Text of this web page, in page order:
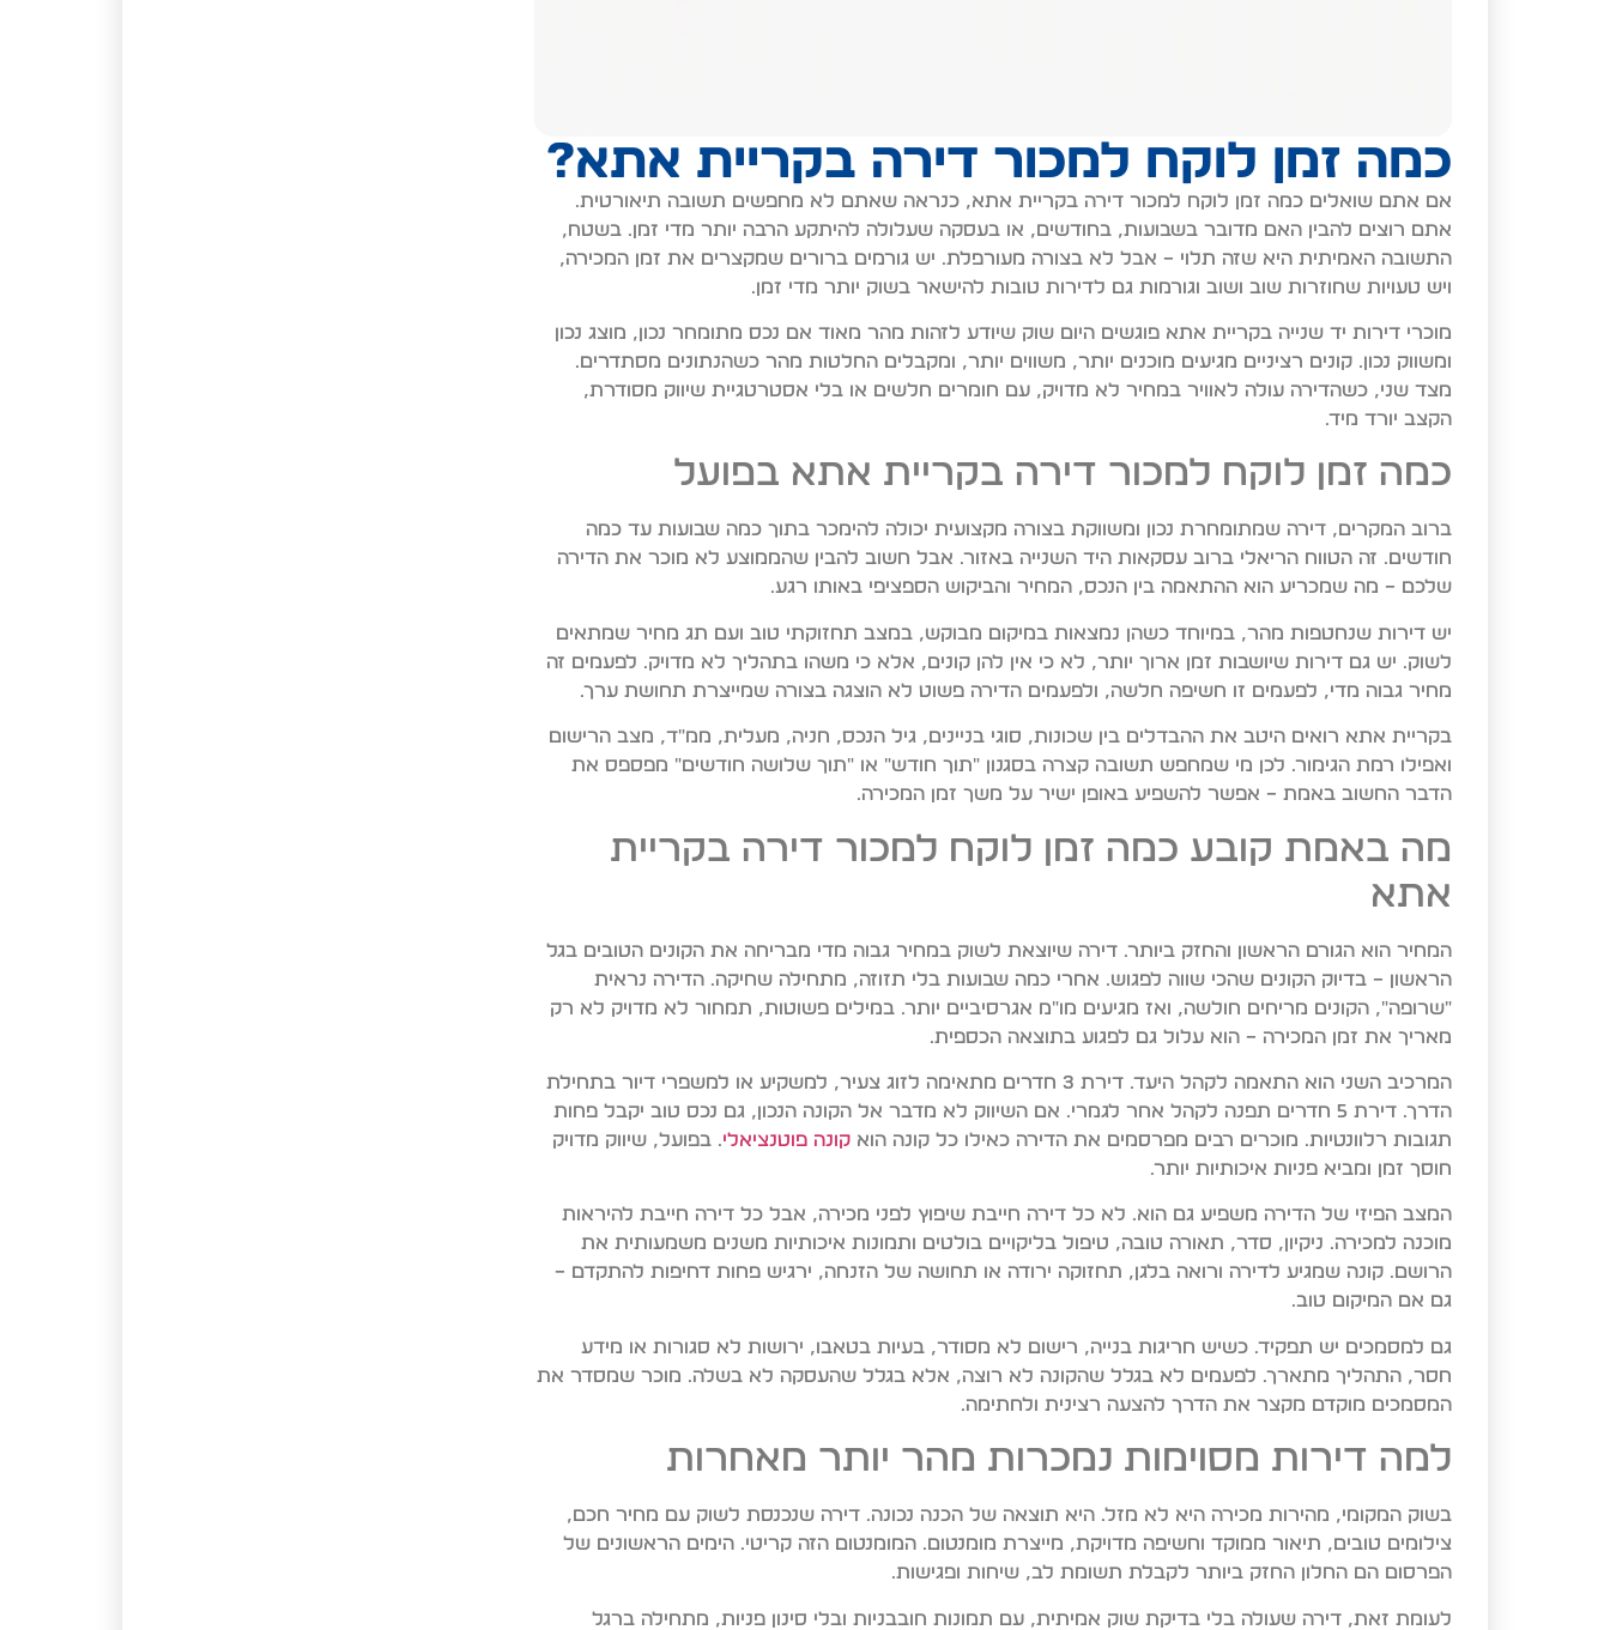
כמה זמן לוקח למכור דירה בקריית אתא?
אם אתם שואלים כמה זמן לוקח למכור דירה בקריית אתא, כנראה שאתם לא מחפשים תשובה תיאורטית.
אתם רוצים להבין האם מדובר בשבועות, בחודשים, או בעסקה שעלולה להיתקע הרבה יותר מדי זמן. בשטח,
התשובה האמיתית היא שזה תלוי – אבל לא בצורה מעורפלת. יש גורמים ברורים שמקצרים את זמן המכירה,
ויש טעויות שחוזרות שוב ושוב וגורמות גם לדירות טובות להישאר בשוק יותר מדי זמן.
מוכרי דירות יד שנייה בקריית אתא פוגשים היום שוק שיודע לזהות מהר מאוד אם נכס מתומחר נכון, מוצג נכון
ומשווק נכון. קונים רציניים מגיעים מוכנים יותר, משווים יותר, ומקבלים החלטות מהר כשהנתונים מסתדרים.
מצד שני, כשהדירה עולה לאוויר במחיר לא מדויק, עם חומרים חלשים או בלי אסטרטגיית שיווק מסודרת,
הקצב יורד מיד.
כמה זמן לוקח למכור דירה בקריית אתא בפועל
ברוב המקרים, דירה שמתומחרת נכון ומשווקת בצורה מקצועית יכולה להימכר בתוך כמה שבועות עד כמה
חודשים. זה הטווח הריאלי ברוב עסקאות היד השנייה באזור. אבל חשוב להבין שהממוצע לא מוכר את הדירה
שלכם – מה שמכריע הוא ההתאמה בין הנכס, המחיר והביקוש הספציפי באותו רגע.
יש דירות שנחטפות מהר, במיוחד כשהן נמצאות במיקום מבוקש, במצב תחזוקתי טוב ועם תג מחיר שמתאים
לשוק. יש גם דירות שיושבות זמן ארוך יותר, לא כי אין להן קונים, אלא כי משהו בתהליך לא מדויק. לפעמים זה
מחיר גבוה מדי, לפעמים זו חשיפה חלשה, ולפעמים הדירה פשוט לא הוצגה בצורה שמייצרת תחושת ערך.
בקריית אתא רואים היטב את ההבדלים בין שכונות, סוגי בניינים, גיל הנכס, חניה, מעלית, ממ"ד, מצב הרישום
ואפילו רמת הגימור. לכן מי שמחפש תשובה קצרה בסגנון "תוך חודש" או "תוך שלושה חודשים" מפספס את
הדבר החשוב באמת – אפשר להשפיע באופן ישיר על משך זמן המכירה.
מה באמת קובע כמה זמן לוקח למכור דירה בקריית
אתא
המחיר הוא הגורם הראשון והחזק ביותר. דירה שיוצאת לשוק במחיר גבוה מדי מבריחה את הקונים הטובים בגל
הראשון – בדיוק הקונים שהכי שווה לפגוש. אחרי כמה שבועות בלי תזוזה, מתחילה שחיקה. הדירה נראית
"שרופה", הקונים מריחים חולשה, ואז מגיעים מו"מ אגרסיביים יותר. במילים פשוטות, תמחור לא מדויק לא רק
מאריך את זמן המכירה – הוא עלול גם לפגוע בתוצאה הכספית.
המרכיב השני הוא התאמה לקהל היעד. דירת 3 חדרים מתאימה לזוג צעיר, למשקיע או למשפרי דיור בתחילת
הדרך. דירת 5 חדרים תפנה לקהל אחר לגמרי. אם השיווק לא מדבר אל הקונה הנכון, גם נכס טוב יקבל פחות
תגובות רלוונטיות. מוכרים רבים מפרסמים את הדירה כאילו כל קונה הואקונה פוטנציאלי. בפועל, שיווק מדויק
חוסך זמן ומביא פניות איכותיות יותר.
המצב הפיזי של הדירה משפיע גם הוא. לא כל דירה חייבת שיפוץ לפני מכירה, אבל כל דירה חייבת להיראות
מוכנה למכירה. ניקיון, סדר, תאורה טובה, טיפול בליקויים בולטים ותמונות איכותיות משנים משמעותית את
הרושם. קונה שמגיע לדירה ורואה בלגן, תחזוקה ירודה או תחושה של הזנחה, ירגיש פחות דחיפות להתקדם –
גם אם המיקום טוב.
גם למסמכים יש תפקיד. כשיש חריגות בנייה, רישום לא מסודר, בעיות בטאבו, ירושות לא סגורות או מידע
חסר, התהליך מתארך. לפעמים לא בגלל שהקונה לא רוצה, אלא בגלל שהעסקה לא בשלה. מוכר שמסדר את
המסמכים מוקדם מקצר את הדרך להצעה רצינית ולחתימה.
למה דירות מסוימות נמכרות מהר יותר מאחרות
בשוק המקומי, מהירות מכירה היא לא מזל. היא תוצאה של הכנה נכונה. דירה שנכנסת לשוק עם מחיר חכם,
צילומים טובים, תיאור ממוקד וחשיפה מדויקת, מייצרת מומנטום. המומנטום הזה קריטי. הימים הראשונים של
הפרסום הם החלון החזק ביותר לקבלת תשומת לב, שיחות ופגישות.
לעומת זאת, דירה שעולה בלי בדיקת שוק אמיתית, עם תמונות חובבניות ובלי סינון פניות, מתחילה ברגל